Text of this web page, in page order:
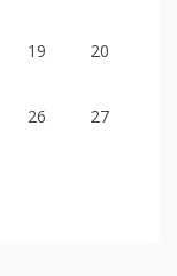
19 20
26 27